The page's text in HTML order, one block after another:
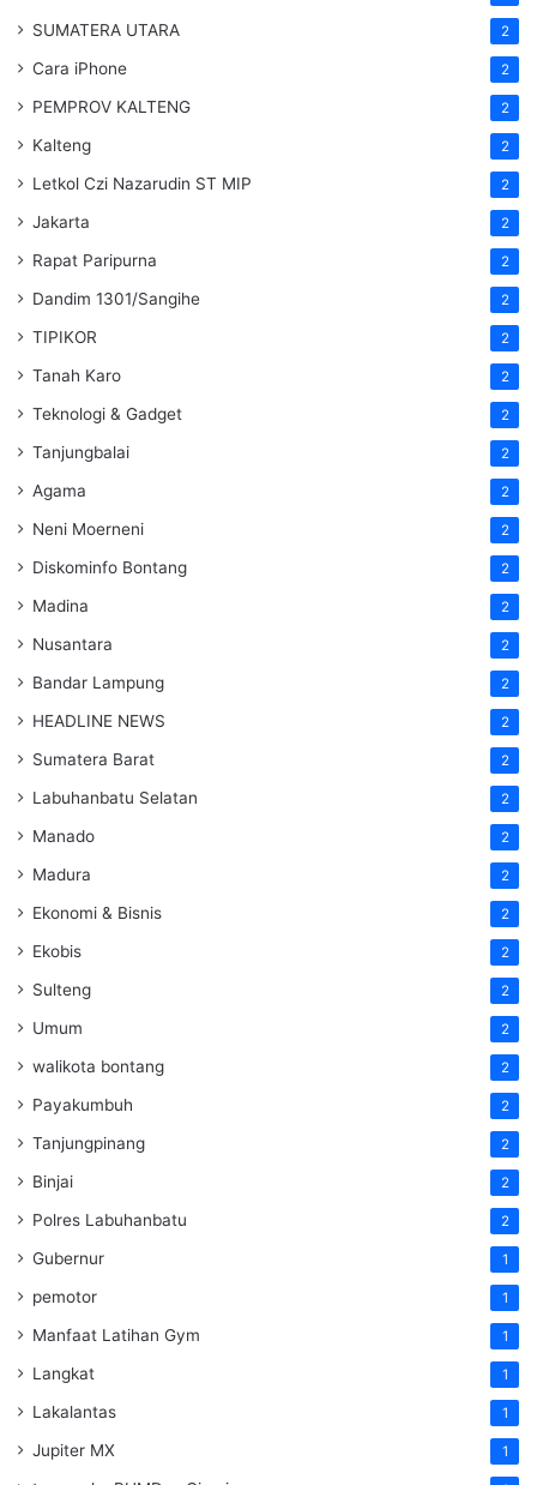
SUMATERA UTARA 2
Cara iPhone 2
PEMPROV KALTENG 2
Kalteng 2
Letkol Czi Nazarudin ST MIP 2
Jakarta 2
Rapat Paripurna 2
Dandim 1301/Sangihe 2
TIPIKOR 2
Tanah Karo 2
Teknologi & Gadget 2
Tanjungbalai 2
Agama 2
Neni Moerneni 2
Diskominfo Bontang 2
Madina 2
Nusantara 2
Bandar Lampung 2
HEADLINE NEWS 2
Sumatera Barat 2
Labuhanbatu Selatan 2
Manado 2
Madura 2
Ekonomi & Bisnis 2
Ekobis 2
Sulteng 2
Umum 2
walikota bontang 2
Payakumbuh 2
Tanjungpinang 2
Binjai 2
Polres Labuhanbatu 2
Gubernur 1
pemotor 1
Manfaat Latihan Gym 1
Langkat 1
Lakalantas 1
Jupiter MX 1